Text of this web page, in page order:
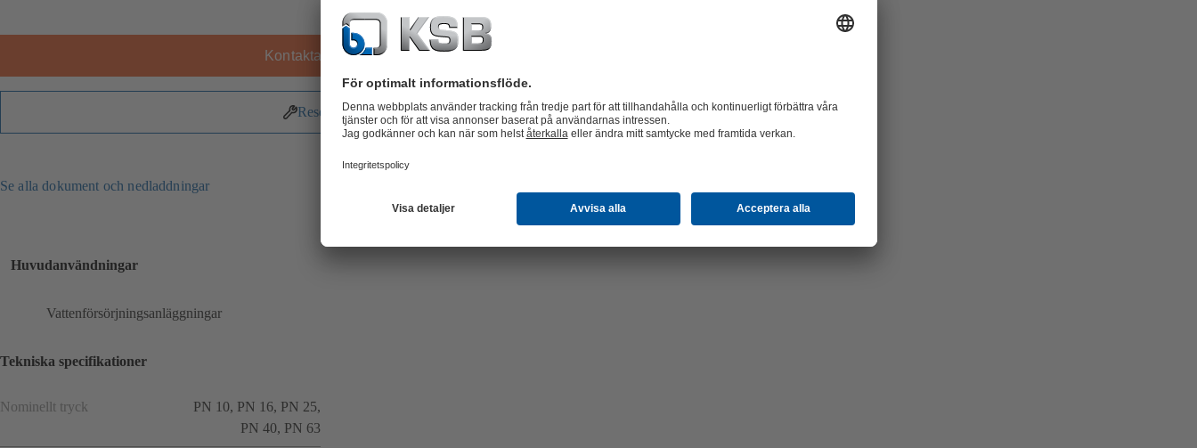
Kontakta KSB
Reservdelar
Se alla dokument och nedladdningar
Huvudanvändningar
Vattenförsörjningsanläggningar
Tekniska specifikationer
Nominellt tryck
PN 10, PN 16, PN 25,
PN 40, PN 63